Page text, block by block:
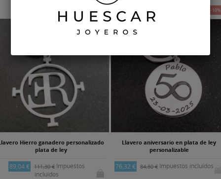
-20%
Hierro ganadero personalizado
plata de ley
89,04 € 111,30 €Impuestos
incluidos
-10%
Llavero aniversario en plata de ley
personalizable
76,32 € 84,80 € Impuestos incluidos